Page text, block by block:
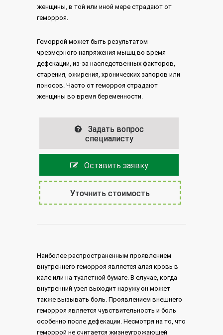
женщины, в той или иной мере страдают от
геморроя.
Геморрой может быть результатом
чрезмерного напряжения мышц во время
дефекации, из-за наследственных факторов,
старения, ожирения, хронических запоров или
поносов. Часто от геморроя страдают
женщины во время беременности.
Задать вопрос
специалисту
Оставить заявку
Уточнить стоимость
Наиболее распространенным проявлением
внутреннего геморроя является алая кровь в
кале или на туалетной бумаге. В случае, когда
внутренний узел выходит наружу он может
также вызывать боль. Проявлением внешнего
геморроя является чувствительность и боль
особенно после дефекации. Несмотря на то, что
геморрой не считается жизнеугрожающей